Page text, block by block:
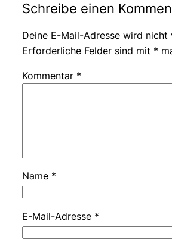
Schreibe einen
Deine E-Mail-Adresse wird
Erforderliche Felder sind mit *
Kommentar *
Name *
E-Mail-Adresse *